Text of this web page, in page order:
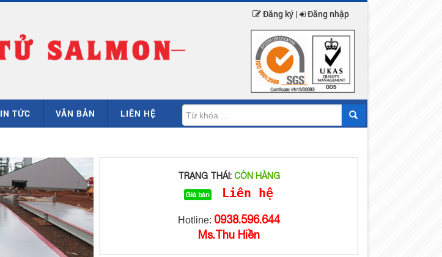
Đăng ký | Đăng nhập
TIN TỨC VĂN BẢN LIÊN HỆ
TRẠNG THÁI:CÒN HÀNG
Giá bán Liên hệ
Hotline: 0938.596.644
Ms.Thu Hiền